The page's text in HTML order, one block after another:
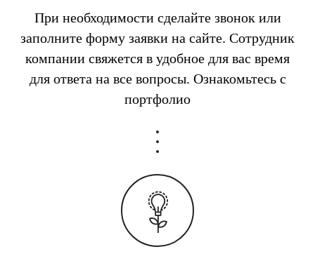
При необходимости сделайте звонок или
заполните форму заявки на сайте. Сотрудник
компании свяжется в удобное для вас время
для ответа на все вопросы. Ознакомьтесь с
портфолио